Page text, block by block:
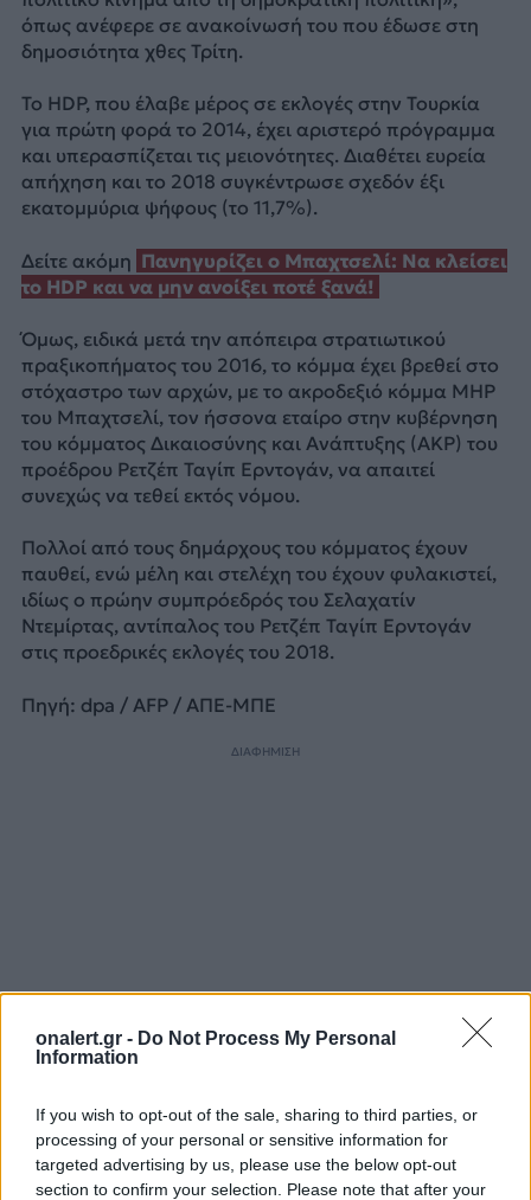
onalert.gr - Do Not Process My Personal
Information
If you wish to opt-out of the sale, sharing to third parties, or
processing of your personal or sensitive information for
targeted advertising by us, please use the below opt-out
section to confirm your selection. Please note that after your
όπως ανέφερε σε ανακοίνωσή του που έδωσε στη
δημοσιότητα χθες Τρίτη.
Το HDP, που έλαβε μέρος σε εκλογές στην Τουρκία
για πρώτη φορά το 2014, έχει αριστερό πρόγραμμα
και υπερασπίζεται τις μειονότητες. Διαθέτει ευρεία
απήχηση και το 2018 συγκέντρωσε σχεδόν έξι
εκατομμύρια ψήφους (το 11,7%).
Δείτε ακόμη Πανηγυρίζει ο Μπαχτσελί: Να κλείσει
το HDP και να μην ανοίξει ποτέ ξανά!
Όμως, ειδικά μετά την απόπειρα στρατιωτικού
πραξικοπήματος του 2016, το κόμμα έχει βρεθεί στο
στόχαστρο των αρχών, με το ακροδεξιό κόμμα MHP
του Μπαχτσελί, τον ήσσονα εταίρο στην κυβέρνηση
του κόμματος Δικαιοσύνης και Ανάπτυξης (AKP) του
προέδρου Ρετζέπ Ταγίπ Ερντογάν, να απαιτεί
συνεχώς να τεθεί εκτός νόμου.
Πολλοί από τους δημάρχους του κόμματος έχουν
παυθεί, ενώ μέλη και στελέχη του έχουν φυλακιστεί,
ιδίως ο πρώην συμπρόεδρός του Σελαχατίν
Ντεμίρτας, αντίπαλος του Ρετζέπ Ταγίπ Ερντογάν
στις προεδρικές εκλογές του 2018.
Πηγή: dpa / AFP / ΑΠΕ-ΜΠΕ
ΔΙΑΦΗΜΙΣΗ
HDP ΚΟΥΡΔΟΙ
ΜΠΑΧΤΣΕΛΙ
ΡΕΤΖΕΠ ΤΑΓΙΠ ΕΡΝΤΟΓΑΝ
ΣΥΝΤΑΓΜΑΤΙΚΟ ΔΙΚΑΣΤΗΡΙΟ